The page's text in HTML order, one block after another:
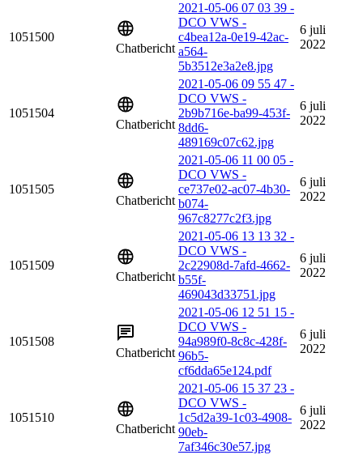
1051500
Chatbericht
2021-05-06 07 03 39 -
DCO VWS -
c4bea12a-0e19-42ac-
a564-
5b3512e3a2e8.jpg
6 juli
2022
1051504
Chatbericht
2021-05-06 09 55 47 -
DCO VWS -
2b9b716e-ba99-453f-
8dd6-
489169c07c62.jpg
6 juli
2022
1051505
Chatbericht
2021-05-06 11 00 05 -
DCO VWS -
ce737e02-ac07-4b30-
b074-
967c8277c2f3.jpg
6 juli
2022
1051509
Chatbericht
2021-05-06 13 13 32 -
DCO VWS -
2c22908d-7afd-4662-
b55f-
469043d33751.jpg
6 juli
2022
1051508
Chatbericht
2021-05-06 12 51 15 -
DCO VWS -
94a989f0-8c8c-428f-
96b5-
cf6dda65e124.pdf
6 juli
2022
1051510
Chatbericht
2021-05-06 15 37 23 -
DCO VWS -
1c5d2a39-1c03-4908-
90eb-
7af346c30e57.jpg
6 juli
2022